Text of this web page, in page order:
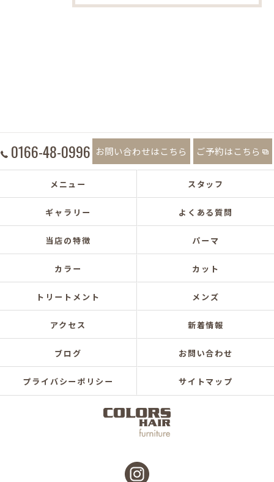
0166-48-0996 お問い合わせはこちら ご予約はこちら
メニュー スタッフ
ギャラリー よくある質問
当店の特徴 パーマ
カラー カット
トリートメント メンズ
アクセス 新着情報
ブログ お問い合わせ
プライバシーポリシー サイトマップ